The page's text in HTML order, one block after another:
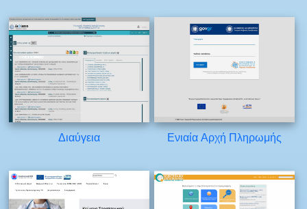
Διαύγεια Ενιαία Αρχή Πληρωμής